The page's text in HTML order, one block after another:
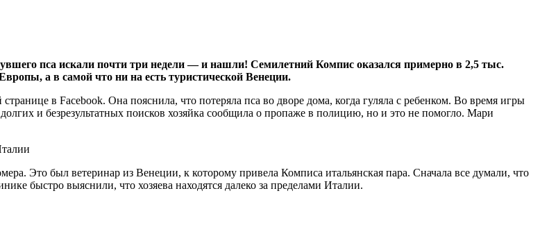
пса искали почти три недели — и нашли! Семилетний Компис оказался примерно в 2,5 тыс.
а в самой что ни на есть туристической Венеции.
в Facebook. Она пояснила, что потеряла пса во дворе дома, когда гуляла с ребенком. Во время игры
и безрезультатных поисков хозяйка сообщила о пропаже в полицию, но и это не помогло. Мари
Это был ветеринар из Венеции, к которому привела Комписа итальянская пара. Сначала все думали, что
быстро выяснили, что хозяева находятся далеко за пределами Италии.